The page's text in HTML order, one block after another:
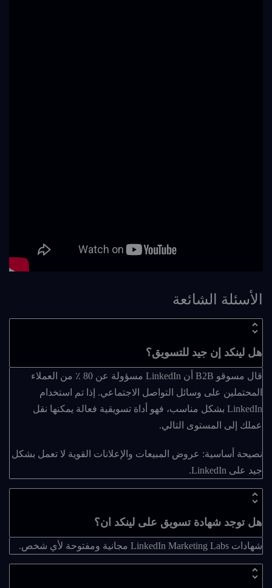
الأسئلة الشائعة
هل لينكد إن جيد للتسويق؟
قال مسوقو B2B أن LinkedIn مسؤولة عن 80 ٪ من العملاء
المحتملين على وسائل التواصل الاجتماعي. إذا تم استخدام
LinkedIn بشكل مناسب، فهو أداة تسويقية فعالة يمكنها نقل
عملك إلى المستوى التالي.
نصيحة أساسية: عروض المبيعات والإعلانات القوية لا تعمل بشكل
جيد على LinkedIn.
هل توجد شهادة تسويق على لينكد ان؟
شهادات LinkedIn Marketing Labs مجانية ومفتوحة لأي شخص.